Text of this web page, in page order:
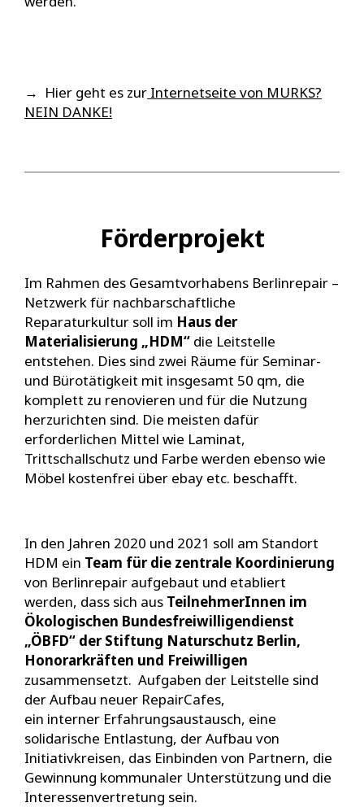
→ Hier geht es zur Internetseite von MURKS?
NEIN DANKE!
Förderprojekt
Im Rahmen des Gesamtvorhabens Berlinrepair –
Netzwerk für nachbarschaftliche
Reparaturkultur soll im Haus der
Materialisierung „HDM“ die Leitstelle
entstehen. Dies sind zwei Räume für Seminar-
und Bürotätigkeit mit insgesamt 50 qm, die
komplett zu renovieren und für die Nutzung
herzurichten sind. Die meisten dafür
erforderlichen Mittel wie Laminat,
Trittschallschutz und Farbe werden ebenso wie
Möbel kostenfrei über ebay etc. beschafft.
In den Jahren 2020 und 2021 soll am Standort
HDM ein Team für die zentrale Koordinierung
von Berlinrepair aufgebaut und etabliert
werden, dass sich aus TeilnehmerInnen im
Ökologischen Bundesfreiwilligendienst
„ÖBFD“ der Stiftung Naturschutz Berlin,
Honorarkräften und Freiwilligen
zusammensetzt. Aufgaben der Leitstelle sind
der Aufbau neuer RepairCafes,
ein interner Erfahrungsaustausch, eine
solidarische Entlastung, der Aufbau von
Initiativkreisen, das Einbinden von Partnern, die
Gewinnung kommunaler Unterstützung und die
Interessenvertretung sein.